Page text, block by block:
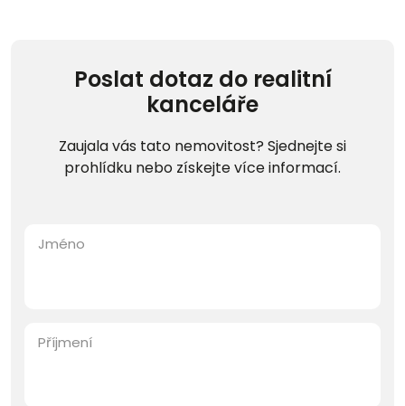
Poslat dotaz do realitní
kanceláře
Zaujala vás tato nemovitost? Sjednejte si
prohlídku nebo získejte více informací.
Jméno
Příjmení